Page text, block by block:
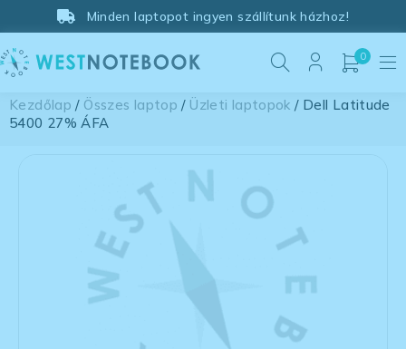
Minden laptopot ingyen szállítunk házhoz!
0
Kezdőlap / Összes laptop / Üzleti laptopok / Dell Latitude
5400 27% ÁFA